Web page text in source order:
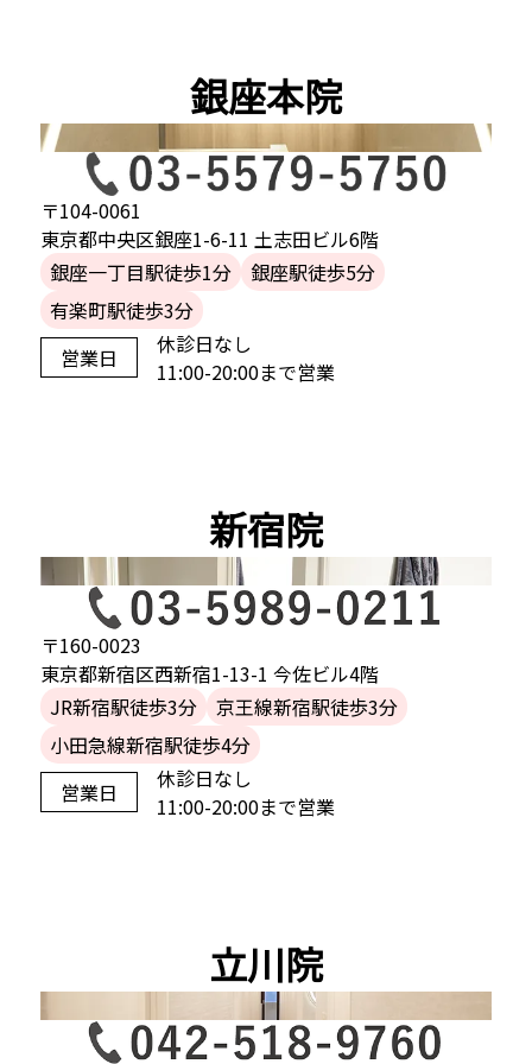
銀座本院
〒104-0061
東京都中央区銀座1-6-11 土志田ビル6階
銀座一丁目駅徒歩1分
銀座駅徒歩5分
有楽町駅徒歩3分
営業日
休診日なし
11:00-20:00まで営業
新宿院
〒160-0023
東京都新宿区西新宿1-13-1 今佐ビル4階
JR新宿駅徒歩3分
京王線新宿駅徒歩3分
小田急線新宿駅徒歩4分
営業日
休診日なし
11:00-20:00まで営業
立川院